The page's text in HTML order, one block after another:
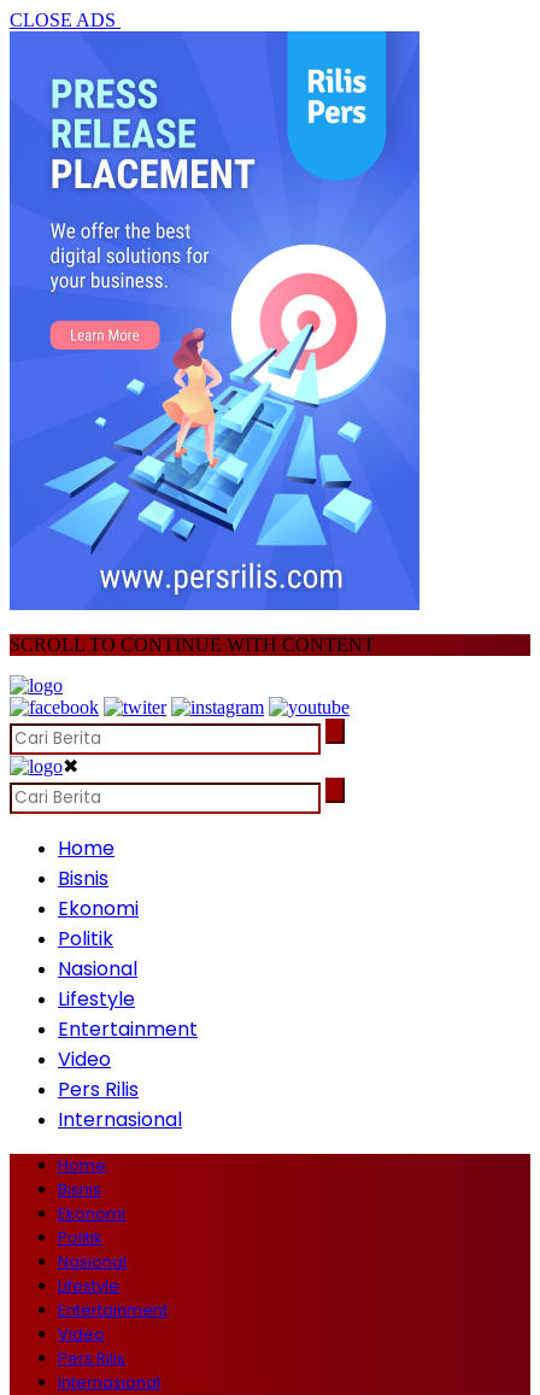
CLOSE ADS
SCROLL TO CONTINUE WITH CONTENT
✖
Home
Bisnis
Ekonomi
Politik
Nasional
Lifestyle
Entertainment
Video
Pers Rilis
Internasional
Home
Bisnis
Ekonomi
Politik
Nasional
Lifestyle
Entertainment
Video
Pers Rilis
Internasional